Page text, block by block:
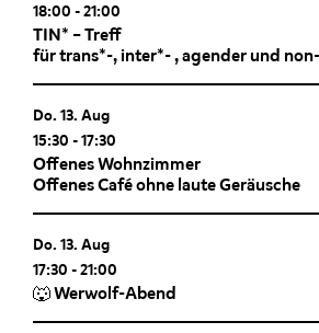
18:00 -21:00
TIN* – Treff
für trans*-, inter*- , agender und
Do. 13. Aug
15:30 -17:30
Offenes Wohnzimmer
Offenes Café ohne laute Geräusche
Do. 13. Aug
17:30 -21:00
🐺 Werwolf-Abend